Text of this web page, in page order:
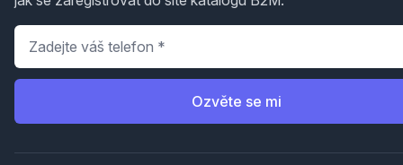
Telefon
Ozvěte se mi